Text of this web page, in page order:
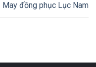
May đồng phục Lục Nam